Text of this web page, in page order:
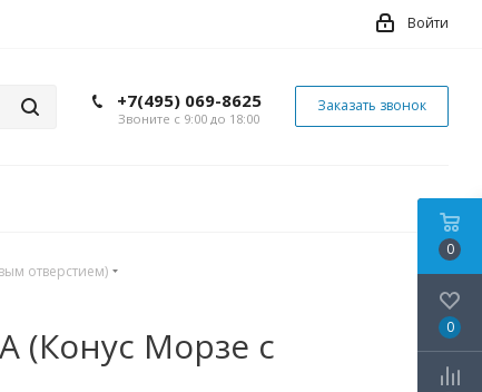
Войти
+7(495) 069-8625
Звоните с 9:00 до 18:00
Заказать звонок
отверстием)
(Конус Морзе с
0
0